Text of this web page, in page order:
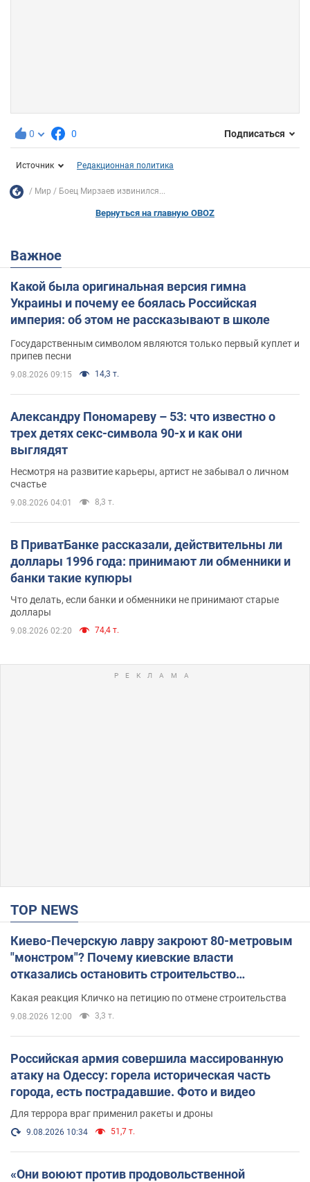
0 0 Подписаться
Источник Редакционная политика
Мир Боец Мирзаев извинился...
Вернуться на главную OBOZ
Важное
Какой была оригинальная версия гимна
Украины и почему ее боялась Российская
империя: об этом не рассказывают в школе
Государственным символом являются только первый куплет и
припев песни
9.08.2026 09:15 14,3 т.
Александру Пономареву – 53: что известно о
трех детях секс-символа 90-х и как они
выглядят
Несмотря на развитие карьеры, артист не забывал о личном
счастье
9.08.2026 04:01 8,3 т.
В ПриватБанке рассказали, действительны ли
доллары 1996 года: принимают ли обменники и
банки такие купюры
Что делать, если банки и обменники не принимают старые
доллары
9.08.2026 02:20 74,4 т.
TOP NEWS
Киево-Печерскую лавру закроют 80-метровым
"монстром"? Почему киевские власти
отказались остановить строительство
Какая реакция Кличко на петицию по отмене строительства
9.08.2026 12:00 3,3 т.
Российская армия совершила массированную
атаку на Одессу: горела историческая часть
города, есть пострадавшие. Фото и видео
Для террора враг применил ракеты и дроны
9.08.2026 10:34 51,7 т.
«Они воюют против продовольственной